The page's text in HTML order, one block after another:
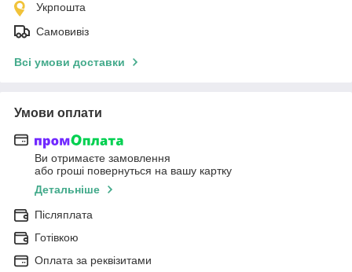
Укрпошта
Самовивіз
Всі умови доставки
Умови оплати
Ви отримаєте замовлення
або гроші повернуться на вашу картку
Детальніше
Післяплата
Готівкою
Оплата за реквізитами